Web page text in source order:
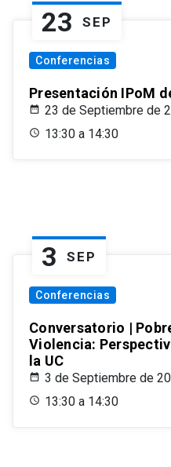
23 SEP
Conferencias
Presentación IPoM
23 de Septiembre de
13:30 a 14:30
3 SEP
Conferencias
Conversatorio |
Violencia:
la UC
3 de Septiembre de
13:30 a 14:30